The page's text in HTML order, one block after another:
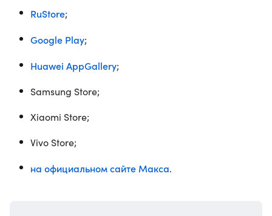
RuStore;
Google Play;
Huawei AppGallery;
Samsung Store;
Xiaomi Store;
Vivo Store;
на официальном сайте Макса.